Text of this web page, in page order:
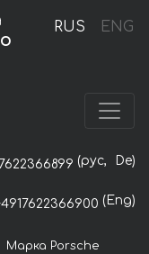
RUS ENG
(рус, De)
(Eng)
Марка Porsche